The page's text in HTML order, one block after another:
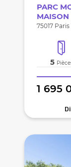
PARC
MAISON
75017
5
1 695